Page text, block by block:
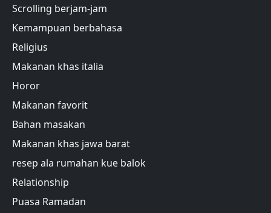
Scrolling berjam-jam
Kemampuan berbahasa
Religius
Makanan khas italia
Horor
Makanan favorit
Bahan masakan
Makanan khas jawa barat
resep ala rumahan kue balok
Relationship
Puasa Ramadan